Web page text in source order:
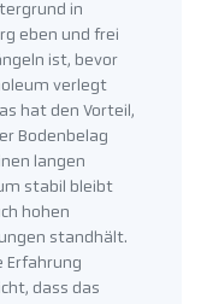
in
eben und frei
ist, bevor
verlegt
hat den Vorteil,
Bodenbelag
langen
stabil bleibt
hohen
standhält.
Erfahrung
dass das